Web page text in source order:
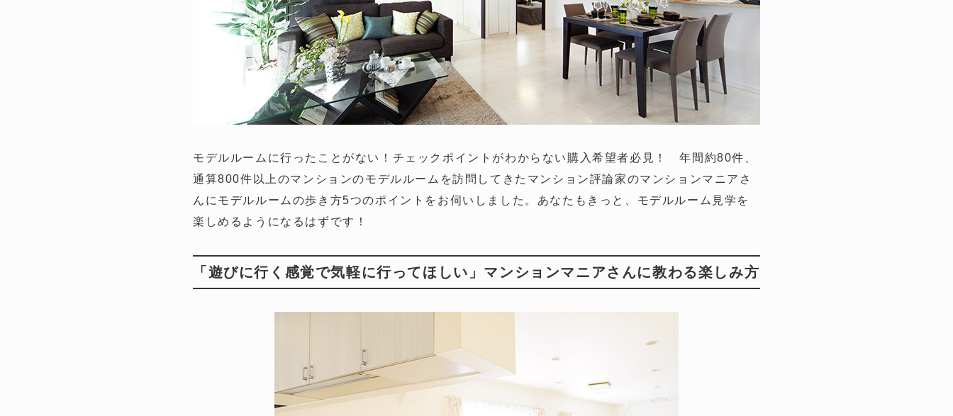
モデルルームに行ったことがない！チェックポイントがわからない購入希望者必見！ 年間約80件、
通算800件以上のマンションのモデルルームを訪問してきたマンション評論家のマンションマニアさ
んにモデルルームの歩き方5つのポイントをお伺いしました。あなたもきっと、モデルルーム見学を
楽しめるようになるはずです！
「遊びに行く感覚で気軽に行ってほしい」マンションマニアさんに教わる楽しみ方